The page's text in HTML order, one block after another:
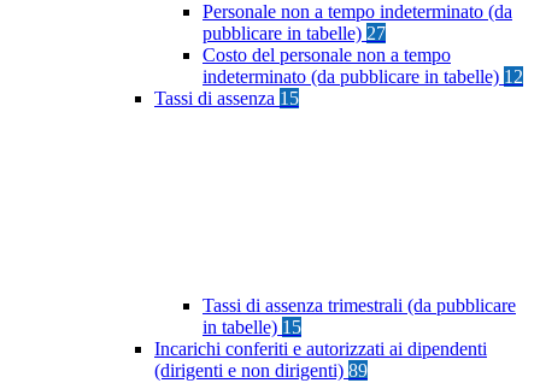
Personale non a tempo indeterminato (da
pubblicare in tabelle) 27
Costo del personale non a tempo
indeterminato (da pubblicare in tabelle) 12
Tassi di assenza 15
Tassi di assenza trimestrali (da pubblicare
in tabelle) 15
Incarichi conferiti e autorizzati ai dipendenti
(dirigenti e non dirigenti) 89